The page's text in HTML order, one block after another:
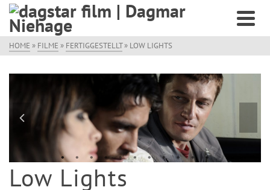
HOME » FILME » FERTIGGESTELLT» LOW LIGHTS
Low Lights